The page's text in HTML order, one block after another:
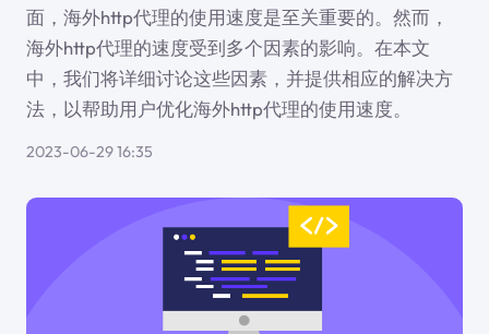
面，海外http代理的使用速度是至关重要的。然而，
海外http代理的速度受到多个因素的影响。在本文
中，我们将详细讨论这些因素，并提供相应的解决方
法，以帮助用户优化海外http代理的使用速度。
2023-06-29 16:35